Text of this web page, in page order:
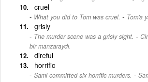
cruel
What you did to Tom was cruel. - Tom'a
grisly
The murder scene was a grisly sight. -
bir manzaraydı.
direful
horrific
Sami committed six horrific murders. -